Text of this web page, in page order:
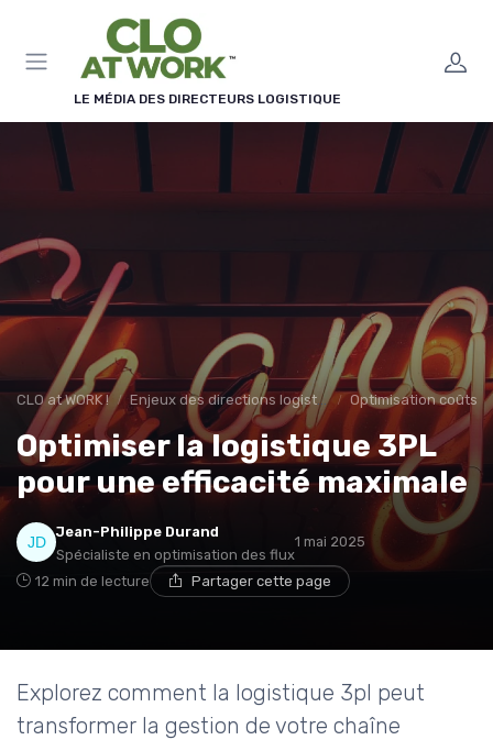
LE MÉDIA DES DIRECTEURS LOGISTIQUE
CLO at WORK ! Enjeux des directions logistiques Optimisation coûts
Optimiser la logistique 3PL
pour une efficacité maximale
Jean-Philippe Durand
Spécialiste en optimisation des flux
1 mai 2025
12 min de lecture Partager cette page
Explorez comment la logistique 3pl peut
transformer la gestion de votre chaîne
Panneau de gestion des cookies